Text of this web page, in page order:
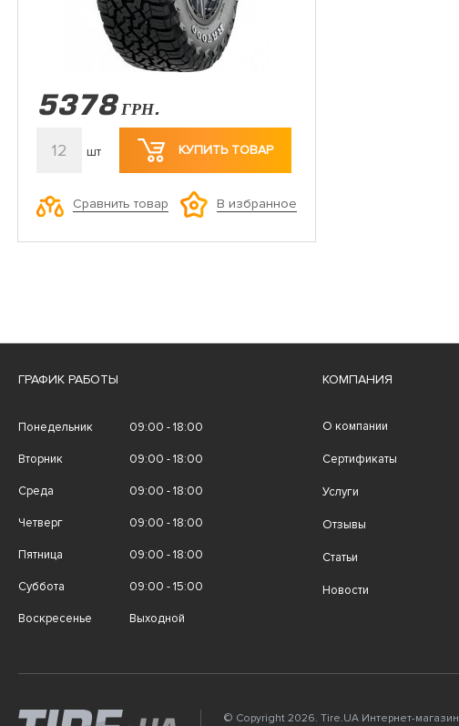
5378 ГРН.
12 шт КУПИТЬ ТОВАР
Сравнить товар В избранное
ГРАФИК РАБОТЫ
Понедельник 09:00 - 18:00
Вторник 09:00 - 18:00
Среда 09:00 - 18:00
Четверг 09:00 - 18:00
Пятница 09:00 - 18:00
Суббота 09:00 - 15:00
Воскресенье Выходной
КОМПАНИЯ
О компании
Сертификаты
Услуги
Отзывы
Статьи
Новости
© Copyright 2026. Tire.UA Интернет-магазин